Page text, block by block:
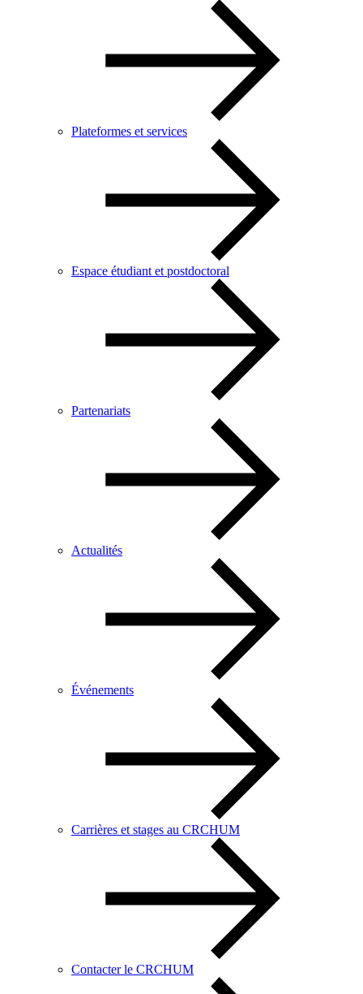
Plateformes et services
Espace étudiant et postdoctoral
Partenariats
Actualités
Événements
Carrières et stages au CRCHUM
Contacter le CRCHUM